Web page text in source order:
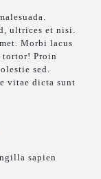
ultrices et nisi.
Morbi lacus
tortor! Proin
sed.
vitae dicta sunt
sapien